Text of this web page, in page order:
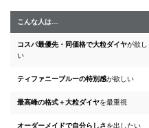
こんな人は…
コスパ最優先・同価格で大粒ダイヤが欲し
い
ティファニーブルーの特別感が欲しい
最高峰の格式＋大粒ダイヤを最重視
オーダーメイドで自分らしさを出したい